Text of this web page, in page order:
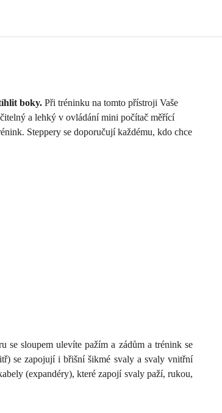
boky. Při tréninku na tomto přístroji Vaše
a lehký v ovládání mini počítač měřící
Steppery se doporučují každému, kdo chce
se sloupem ulevíte pažím a zádům a trénink se
se zapojují i ​​břišní šikmé svaly a svaly vnitřní
(expandéry), které zapojí svaly paží, rukou,